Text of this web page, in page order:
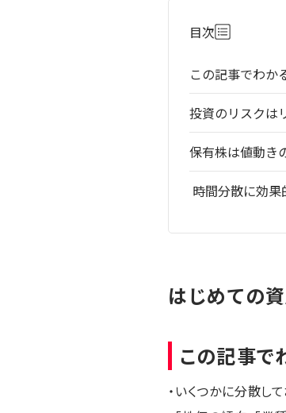
目次
この記事でわか
投資のリスクは
保有株は値動き
時間分散に効果
はじめての
この記事で
・いくつかに分散し